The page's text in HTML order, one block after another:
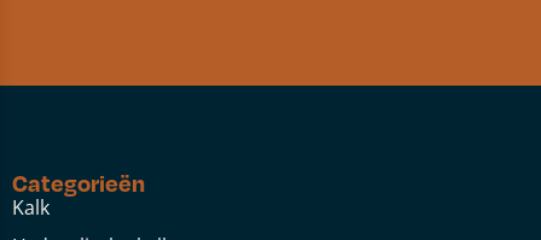
Categorieën
Kalk